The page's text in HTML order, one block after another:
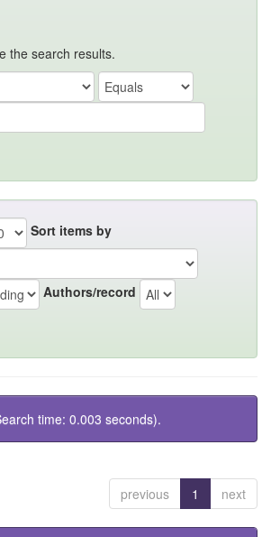
the search results.
Sort items by
Authors/record
time: 0.003 seconds).
previous 1 next